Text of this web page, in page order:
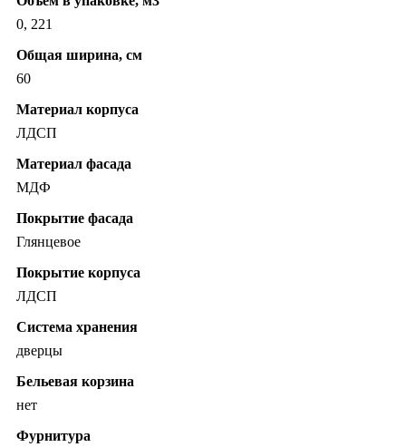
0, 221
Общая ширина, см
60
Материал корпуса
ЛДСП
Материал фасада
МДФ
Покрытие фасада
Глянцевое
Покрытие корпуса
ЛДСП
Система хранения
дверцы
Бельевая корзина
нет
Фурнитура